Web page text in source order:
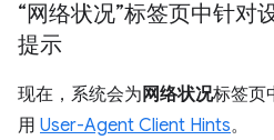
“网络状况”标签页中针对
提示
现在，系统会为 网络状况标签页
用 User-Agent Client Hints。